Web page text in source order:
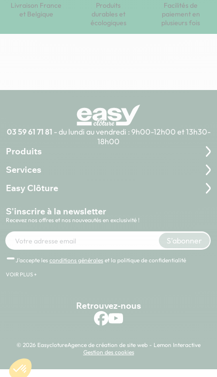
Livraison France
et Belgique
Produits
durables et
écologiques
Facilités de
paiement en
plusieurs fois
03 59 61 71 81 - du lundi au vendredi : 9h00-12h00 et 13h30-
18h00
S'inscrire à la newsletter
Recevez nos offres et nos nouveautés en exclusivité !
Votre adresse e-mail S’abonner
J'accepte les conditions générales et la politique de confidentialité
VOIR PLUS +
Produits
Services
Easy Clôture
Retrouvez-nous
© 2026 EasyclotureAgence de création de site web - Lemon Interactive
Gestion des cookies